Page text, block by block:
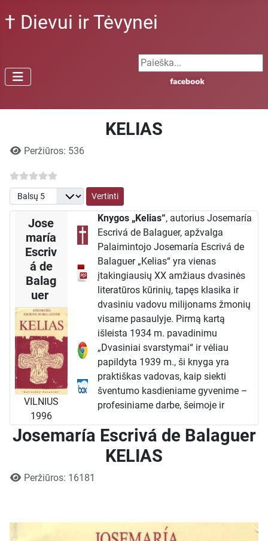
† Dievui ir Tėvynei
Search ...
KELIAS
Išsami informacija
Peržiūros: 536
Prašome įvertinti
Jose
maría
Escriv
á de
Balag
uer
VILNIUS
1996
Knygos „Kelias“, autorius Josemaría
Escrivá de Balaguer, apžvalga
Palaimintojo Josemaría Escrivá de
Balaguer „Kelias“ yra vienas
įtakingiausių XX amžiaus dvasinės
literatūros kūrinių, tapęs klasika ir
dvasiniu vadovu milijonams žmonių
visame pasaulyje. Pirmą kartą
išleista 1934 m. pavadinimu
„Dvasiniai svarstymai“ ir vėliau
papildyta 1939 m., ši knyga yra
praktiškas vadovas, kaip siekti
šventumo kasdieniame gyvenime –
profesiniame darbe, šeimoje ir
leidimas, pasirodęs 1996 m., suteikia
galimybę ir Lietuvos skaitytojams
atrasti šį gilų dvasinių apmąstymų
Josemaría Escrivá (1902–1975),
buvo ispanų kunigas ir „Opus Dei“
Josemaría Escrivá de Balaguer
KELIAS
Išsami informacija
Peržiūros: 16181